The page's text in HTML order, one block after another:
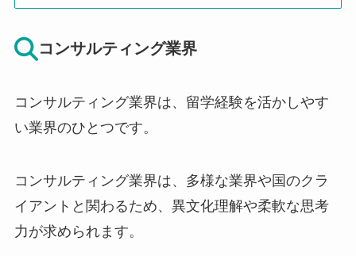
コンサルティング業界
コンサルティング業界は、留学経験を活かしやす
い業界のひとつです。
コンサルティング業界は、多様な業界や国のクラ
イアントと関わるため、異文化理解や柔軟な思考
力が求められます。